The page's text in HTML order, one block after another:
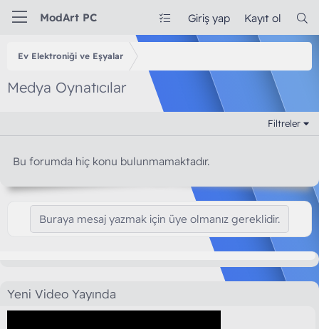
ModArt PC Giriş yap Kayıt ol
Ev Elektroniği ve Eşyalar
Medya Oynatıcılar
Filtreler
Bu forumda hiç konu bulunmamaktadır.
Buraya mesaj yazmak için üye olmanız gereklidir.
Yeni Video Yayında